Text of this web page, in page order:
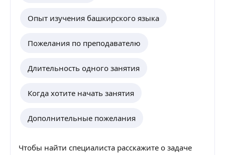
Опыт изучения башкирского языка
Пожелания по преподавателю
Длительность одного занятия
Когда хотите начать занятия
Дополнительные пожелания
Чтобы найти специалиста расскажите о задаче